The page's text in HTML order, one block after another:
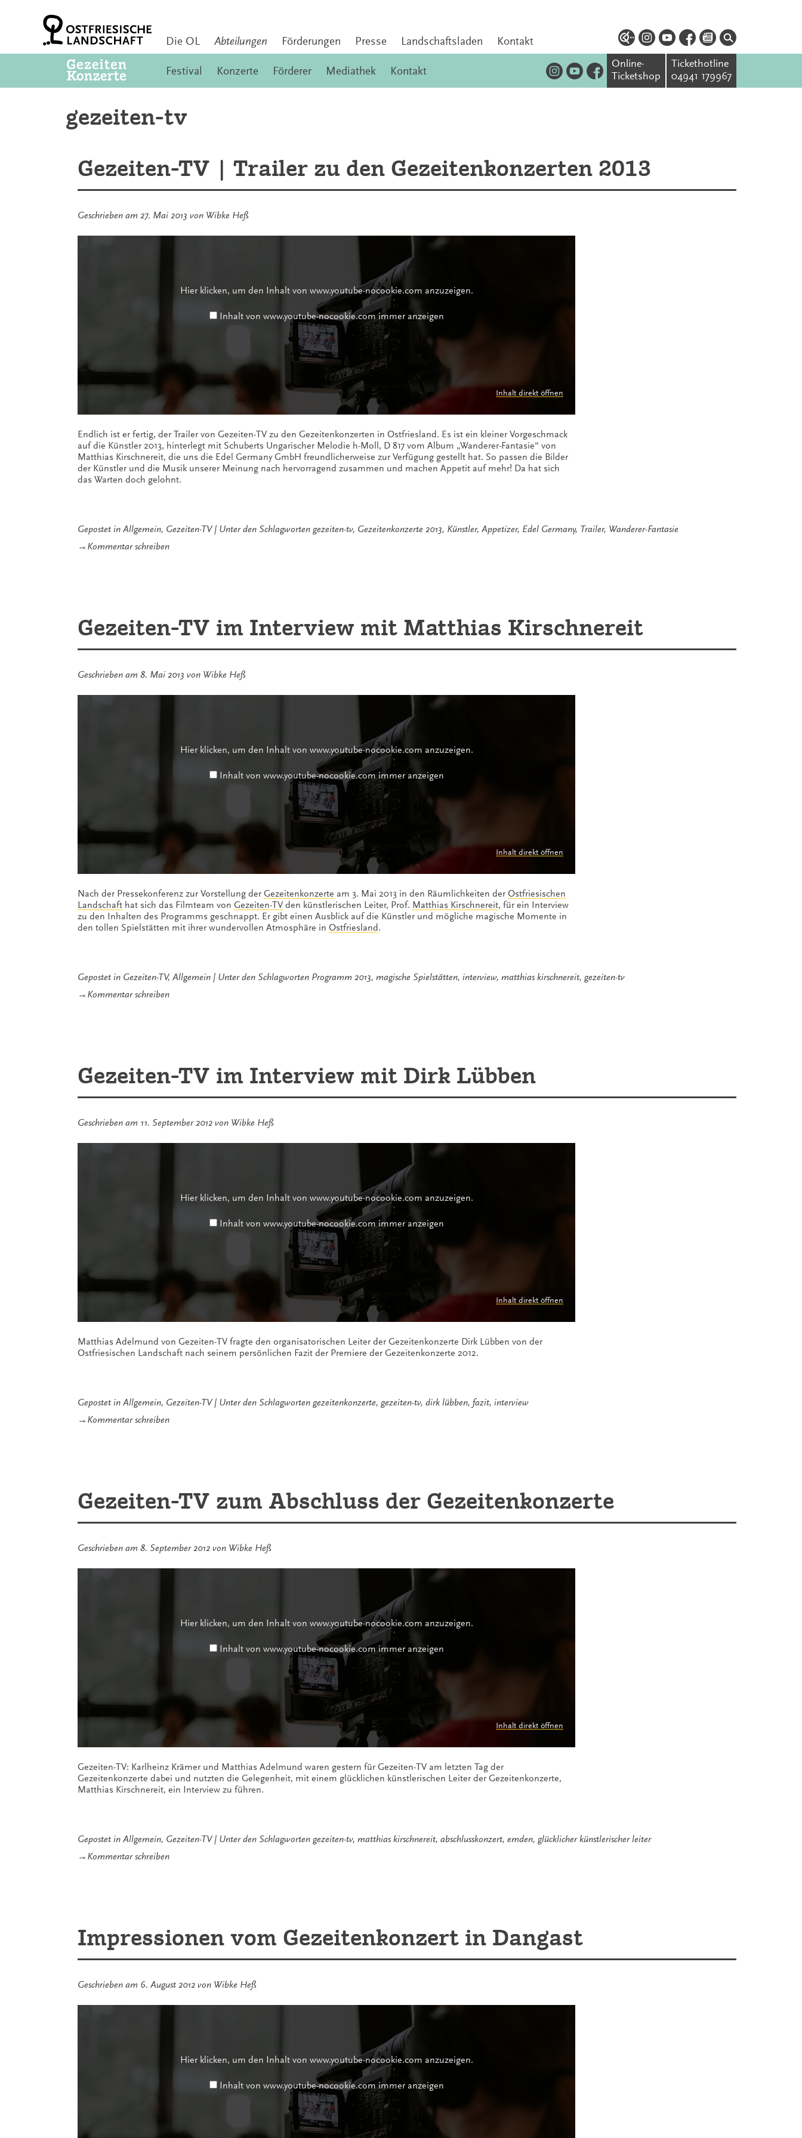
Die OL Abteilungen Förderungen Presse Landschaftsladen Kontakt
Festival Konzerte Förderer Mediathek Kontakt
Online-
Ticketshop
Tickethotline
04941 179967
gezeiten-tv
Gezeiten-TV | Trailer zu den Gezeitenkonzerten 2013
Geschrieben am 27. Mai 2013 von Wibke Heß
Hier klicken, um den Inhalt von www.youtube-nocookie.com anzuzeigen.
Inhalt von www.youtube-nocookie.com immer anzeigen
Inhalt direkt öffnen
Endlich ist er fertig, der Trailer von Gezeiten-TV zu den Gezeitenkonzerten in Ostfriesland. Es ist ein kleiner Vorgeschmack
auf die Künstler 2013, hinterlegt mit Schuberts Ungarischer Melodie h-Moll, D 817 vom Album „Wanderer-Fantasie“ von
Matthias Kirschnereit, die uns die Edel Germany GmbH freundlicherweise zur Verfügung gestellt hat. So passen die Bilder
der Künstler und die Musik unserer Meinung nach hervorragend zusammen und machen Appetit auf mehr! Da hat sich
das Warten doch gelohnt.
Gepostet in Allgemein, Gezeiten-TV Unter den Schlagworten gezeiten-tv, Gezeitenkonzerte 2013, Künstler, Appetizer, Edel Germany, Trailer, Wanderer-Fantasie
→ Kommentar schreibenzu
Gezeitenkonzerten
2013
Gezeiten-TV im Interview mit Matthias Kirschnereit
Geschrieben am 8. Mai 2013 von Wibke Heß
Hier klicken, um den Inhalt von www.youtube-nocookie.com anzuzeigen.
Inhalt von www.youtube-nocookie.com immer anzeigen
Inhalt direkt öffnen
Nach der Pressekonferenz zur Vorstellung derGezeitenkonzerte am 3. Mai 2013 in den Räumlichkeiten derOstfriesischen
Landschaft hat sich das Filmteam von Gezeiten-TV den künstlerischen Leiter, Prof. Matthias Kirschnereit, für ein Interview
zu den Inhalten des Programms geschnappt. Er gibt einen Ausblick auf die Künstler und mögliche magische Momente in
den tollen Spielstätten mit ihrer wundervollen Atmosphäre in Ostfriesland .
Gepostet in Gezeiten-TV, Allgemein Unter den Schlagworten Programm 2013, magische Spielstätten, interview, matthias kirschnereit, gezeiten-tv
→ Kommentar schreibenzu
Kirschnereit
Gezeiten-TV im Interview mit Dirk Lübben
Geschrieben am 11. September 2012 von Wibke Heß
Hier klicken, um den Inhalt von www.youtube-nocookie.com anzuzeigen.
Inhalt von www.youtube-nocookie.com immer anzeigen
Inhalt direkt öffnen
Matthias Adelmund von Gezeiten-TV fragte den organisatorischen Leiter der Gezeitenkonzerte Dirk Lübben von der
Ostfriesischen Landschaft nach seinem persönlichen Fazit der Premiere der Gezeitenkonzerte 2012.
Gepostet in Allgemein, Gezeiten-TV Unter den Schlagworten gezeitenkonzerte, gezeiten-tv, dirk lübben, fazit, interview
→ Kommentar schreibenzu
Lübben
Gezeiten-TV zum Abschluss der Gezeitenkonzerte
Geschrieben am 8. September 2012 von Wibke Heß
Hier klicken, um den Inhalt von www.youtube-nocookie.com anzuzeigen.
Inhalt von www.youtube-nocookie.com immer anzeigen
Inhalt direkt öffnen
Gezeiten-TV: Karlheinz Krämer und Matthias Adelmund waren gestern für Gezeiten-TV am letzten Tag der
Gezeitenkonzerte dabei und nutzten die Gelegenheit, mit einem glücklichen künstlerischen Leiter der Gezeitenkonzerte,
Matthias Kirschnereit, ein Interview zu führen.
Gepostet in Allgemein, Gezeiten-TV Unter den Schlagworten gezeiten-tv, matthias kirschnereit, abschlusskonzert, emden, glücklicher künstlerischer leiter
→ Kommentar schreibenzu
Impressionen vom Gezeitenkonzert in Dangast
Geschrieben am 6. August 2012 von Wibke Heß
Hier klicken, um den Inhalt von www.youtube-nocookie.com anzuzeigen.
Inhalt von www.youtube-nocookie.com immer anzeigen